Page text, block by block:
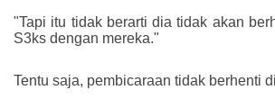
"Tapi itu tidak berarti dia tidak akan
S3ks dengan mereka."
Tentu saja, pembicaraan tidak berhenti